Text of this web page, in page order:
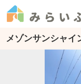
メゾンサンシャイ